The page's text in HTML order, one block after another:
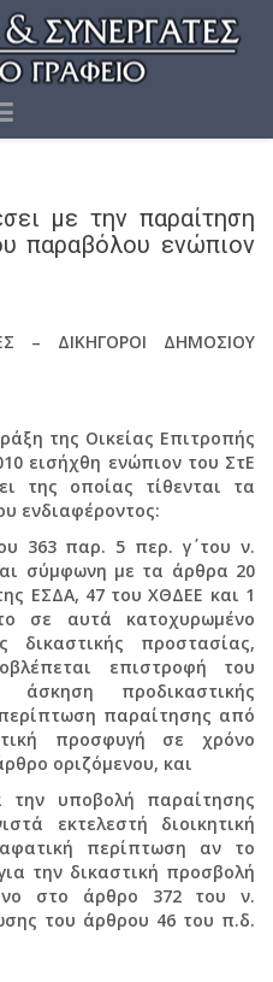
με την παραίτηση
παραβόλου ενώπιον
– ΔΙΚΗΓΟΡΟΙ ΔΗΜΟΣΙΟΥ
της Οικείας Επιτροπής
εισήχθη ενώπιον του ΣτΕ
της οποίας τίθενται τα
ενδιαφέροντος:
363 παρ. 5 περ. γ΄ του ν.
σύμφωνη με τα άρθρα 20
ΕΣΔΑ, 47 του ΧΘΔΕΕ και 1
σε αυτά κατοχυρωμένο
δικαστικής προστασίας,
επιστροφή του
άσκηση προδικαστικής
παραίτησης από
προσφυγή σε χρόνο
οριζόμενου, και
υποβολή παραίτησης
εκτελεστή διοικητική
περίπτωση αν το
την δικαστική προσβολή
στο άρθρο 372 του ν.
του άρθρου 46 του π.δ.